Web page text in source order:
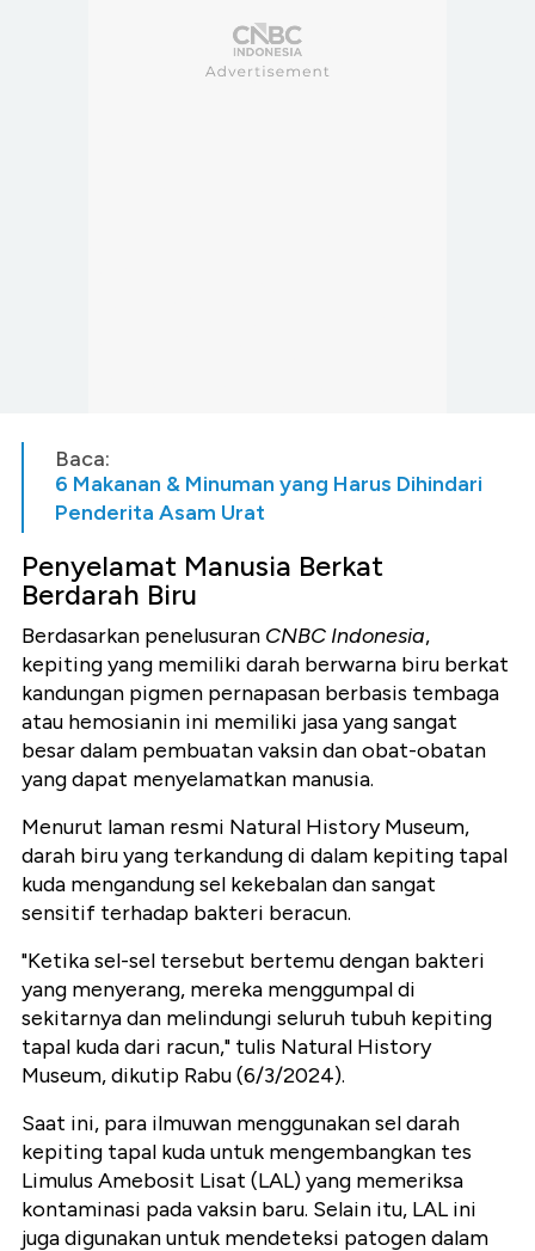
Baca:
6 Makanan & Minuman yang Harus Dihindari
Penderita Asam Urat
Penyelamat Manusia Berkat
Berdarah Biru
Berdasarkan penelusuran CNBC Indonesia,
kepiting yang memiliki darah berwarna biru berkat
kandungan pigmen pernapasan berbasis tembaga
atau hemosianin ini memiliki jasa yang sangat
besar dalam pembuatan vaksin dan obat-obatan
yang dapat menyelamatkan manusia.
Menurut laman resmi Natural History Museum,
darah biru yang terkandung di dalam kepiting tapal
kuda mengandung sel kekebalan dan sangat
sensitif terhadap bakteri beracun.
"Ketika sel-sel tersebut bertemu dengan bakteri
yang menyerang, mereka menggumpal di
sekitarnya dan melindungi seluruh tubuh kepiting
tapal kuda dari racun," tulis Natural History
Museum, dikutip Rabu (6/3/2024).
Saat ini, para ilmuwan menggunakan sel darah
kepiting tapal kuda untuk mengembangkan tes
Limulus Amebosit Lisat (LAL) yang memeriksa
kontaminasi pada vaksin baru. Selain itu, LAL ini
juga digunakan untuk mendeteksi patogen dalam